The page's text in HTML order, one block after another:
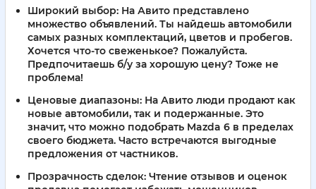
Широкий выбор: На Авито представлено
множество объявлений. Ты найдешь автомобили
самых разных комплектаций, цветов и пробегов.
Хочется что-то свеженькое? Пожалуйста.
Предпочитаешь б/у за хорошую цену? Тоже не
проблема!
Ценовые диапазоны: На Авито люди продают как
новые автомобили, так и подержанные. Это
значит, что можно подобрать Mazda 6 в пределах
своего бюджета. Часто встречаются выгодные
предложения от частников.
Прозрачность сделок: Чтение отзывов и оценок